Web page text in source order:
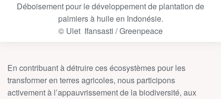
Déboisement pour le développement de plantation de
palmiers à huile en Indonésie.
© Ulet Ifansasti / Greenpeace
En contribuant à détruire ces écosystèmes pour les
transformer en terres agricoles, nous participons
activement à l’appauvrissement de la biodiversité, aux